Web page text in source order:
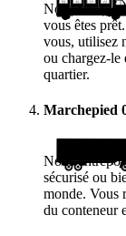
Nous vous
vous êtes
vous, utilisez
ou chargez-le
quartier.
Marchepied
Nous
sécurisé ou
monde. Vous
du conteneur